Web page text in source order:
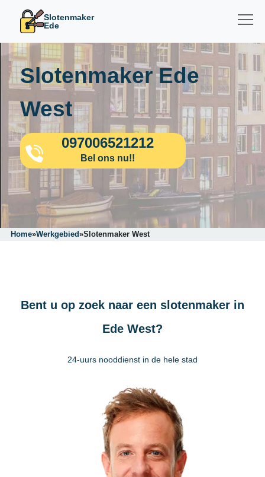
Slotenmaker
Ede
Slotenmaker Ede
West
097006521212
Bel ons nu!!
Home»Werkgebied»Slotenmaker West
Bent u op zoek naar een slotenmaker in
Ede West?
24-uurs nooddienst in de hele stad